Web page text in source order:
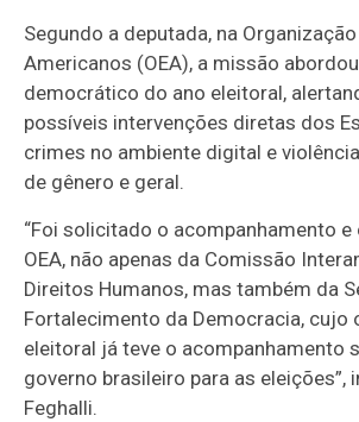
Segundo a deputada, na
Americanos (OEA), a missão
democrático do ano eleitoral,
possíveis intervenções diretas dos
crimes no ambiente digital e
de gênero e geral.
“Foi solicitado o acompanhamento e
OEA, não apenas da Comissão
Direitos Humanos, mas também da
Fortalecimento da Democracia, cujo
eleitoral já teve o acompanhamento
governo brasileiro para as eleições”,
Feghalli.